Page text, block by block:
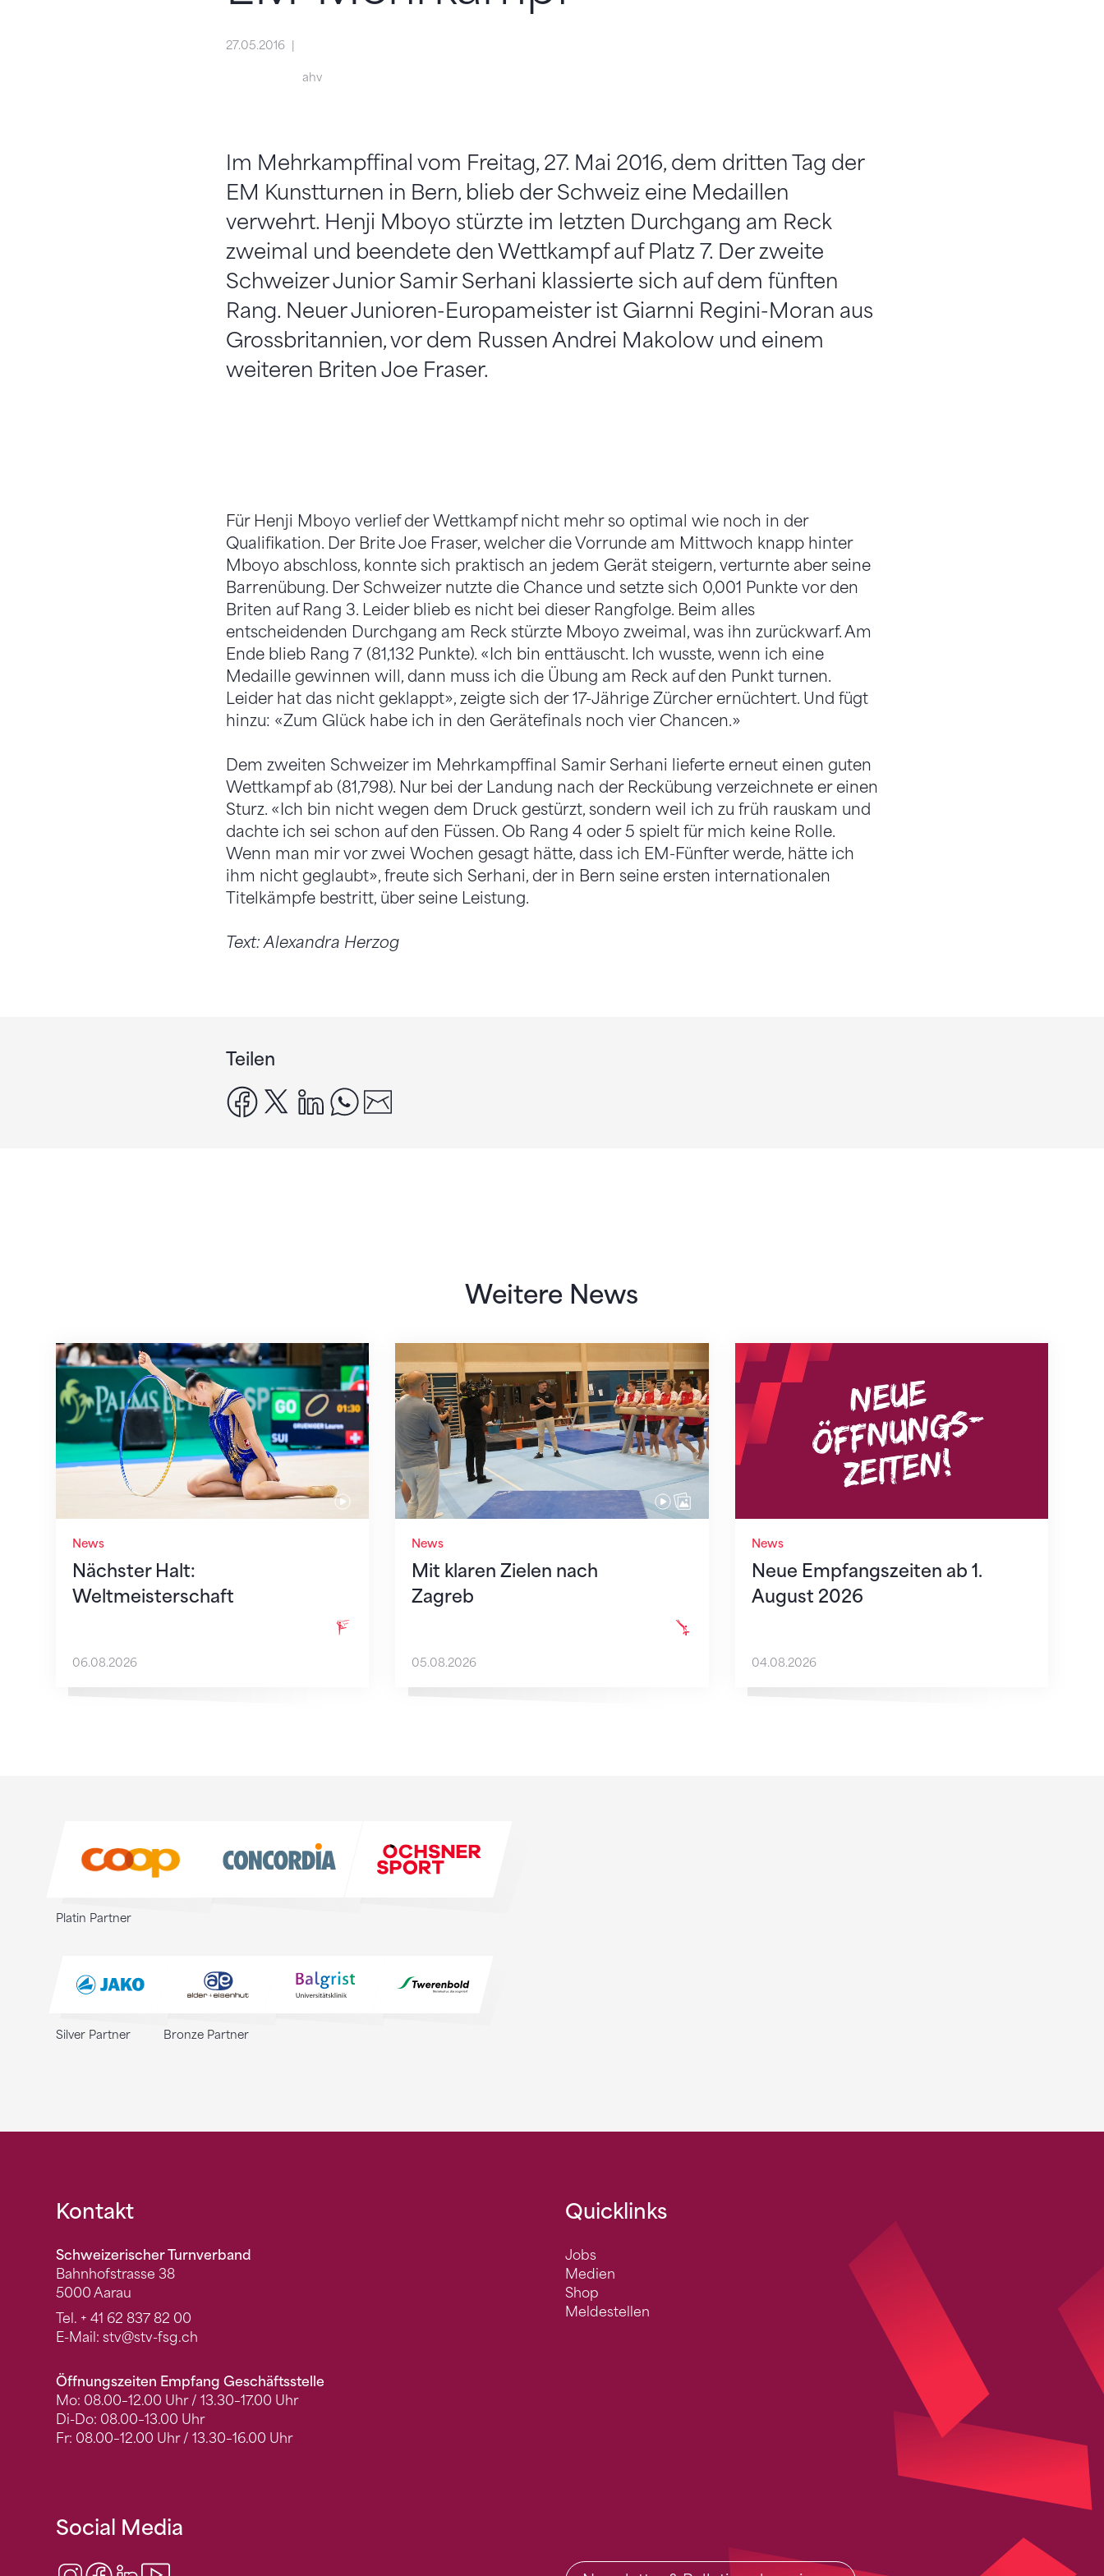
27.05.2016
ahv
Im Mehrkampffinal vom Freitag, 27. Mai 2016, dem dritten Tag der
EM Kunstturnen in Bern, blieb der Schweiz eine Medaillen
verwehrt. Henji Mboyo stürzte im letzten Durchgang am Reck
zweimal und beendete den Wettkampf auf Platz 7. Der zweite
Schweizer Junior Samir Serhani klassierte sich auf dem fünften
Rang. Neuer Junioren-Europameister ist Giarnni Regini-Moran aus
Grossbritannien, vor dem Russen Andrei Makolow und einem
weiteren Briten Joe Fraser.
Für Henji Mboyo verlief der Wettkampf nicht mehr so optimal wie noch in der
Qualifikation. Der Brite Joe Fraser, welcher die Vorrunde am Mittwoch knapp hinter
Mboyo abschloss, konnte sich praktisch an jedem Gerät steigern, verturnte aber seine
Barrenübung. Der Schweizer nutzte die Chance und setzte sich 0,001 Punkte vor den
Briten auf Rang 3. Leider blieb es nicht bei dieser Rangfolge. Beim alles
entscheidenden Durchgang am Reck stürzte Mboyo zweimal, was ihn zurückwarf. Am
Ende blieb Rang 7 (81,132 Punkte). «Ich bin enttäuscht. Ich wusste, wenn ich eine
Medaille gewinnen will, dann muss ich die Übung am Reck auf den Punkt turnen.
Leider hat das nicht geklappt», zeigte sich der 17-Jährige Zürcher ernüchtert. Und fügt
hinzu: «Zum Glück habe ich in den Gerätefinals noch vier Chancen.»
Dem zweiten Schweizer im Mehrkampffinal Samir Serhani lieferte erneut einen guten
Wettkampf ab (81,798). Nur bei der Landung nach der Reckübung verzeichnete er einen
Sturz. «Ich bin nicht wegen dem Druck gestürzt, sondern weil ich zu früh rauskam und
dachte ich sei schon auf den Füssen. Ob Rang 4 oder 5 spielt für mich keine Rolle.
Wenn man mir vor zwei Wochen gesagt hätte, dass ich EM-Fünfter werde, hätte ich
ihm nicht geglaubt», freute sich Serhani, der in Bern seine ersten internationalen
Titelkämpfe bestritt, über seine Leistung.
Text: Alexandra Herzog
Teilen
facebook
x linkedinwhatsapp
Weitere News
News
Nächster Halt:
Weltmeisterschaft
Nächster Halt: Weltmeisterschaft
06.08.2026
News
Mit klaren Zielen nach
Zagreb
Mit klaren Zielen nach Zagreb
05.08.2026
News
Neue Empfangszeiten ab 1.
August 2026
Neue Empfangszeiten ab 1. August 2026
04.08.2026
Platin Partner
Silver Partner Bronze Partner
Fusszeile
Kontakt
Schweizerischer Turnverband
Bahnhofstrasse 38
5000 Aarau
Tel. + 41 62 837 82 00
E-Mail: stv@stv-fsg.ch
Öffnungszeiten Empfang Geschäftsstelle
Mo: 08.00–12.00 Uhr / 13.30–17.00 Uhr
Di-Do: 08.00–13.00 Uhr
Fr: 08.00–12.00 Uhr / 13.30–16.00 Uhr
Quicklinks
Jobs
Medien
Shop
Meldestellen
Social Media
Instagram
Facebook
LinkedIn